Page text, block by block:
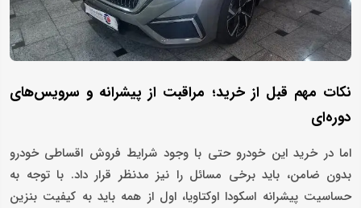
نکات مهم قبل از خرید؛ مراقبت از پیشرانه و سرویس‌های
دوره‌ای
اما در خرید این خودرو حتی با وجود شرایط فروش اقساطی خودرو
بدون ضامن، باید برخی مسائل را نیز مدنظر قرار داد. با توجه به
حساسیت پیشرانه اسکودا اوکتاویا، اول از همه باید به کیفیت بنزین